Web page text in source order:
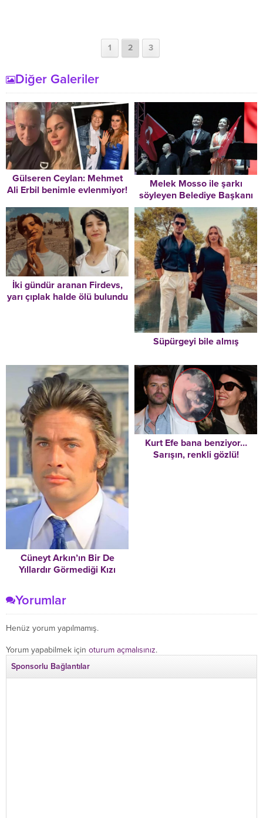
1 2 3
Diğer Galeriler
Gülseren Ceylan: Mehmet
Ali Erbil benimle evlenmiyor!
Melek Mosso ile şarkı
söyleyen Belediye Başkanı
görevden alındı
İki gündür aranan Firdevs,
yarı çıplak halde ölü bulundu
Süpürgeyi bile almış
Cüneyt Arkın’ın Bir De
Yıllardır Görmediği Kızı
de mekptup yazmış
Kurt Efe bana benziyor…
Sarışın, renkli gözlü!
Yorumlar
Henüz yorum yapılmamış.
Yorum yapabilmek için oturum açmalısınız.
Sponsorlu Bağlantılar